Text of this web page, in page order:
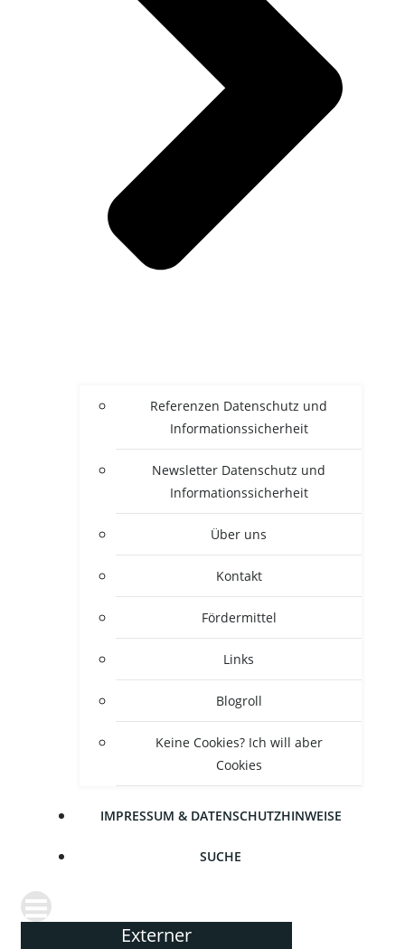
Refe­ren­zen Daten­schutz und
Informationssicherheit
News­let­ter Daten­schutz und
Informationssicherheit
Über uns
Kon­takt
För­der­mit­tel
Links
Blogroll
Kei­ne Coo­kies? Ich will aber
Cookies
IMPRES­SUM & DATENSCHUTZHINWEISE
SUCHE
Externer